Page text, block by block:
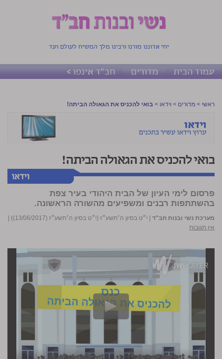
יחי אדוננו מורנו ורבינו מלך המשיח לעולם ועד
עמוד הבית מדורים חב"ד אינפו >
ראשי > מדורים > וידאו > בואי להכניס את הגאולה הביתה!
בואי להכניס את הגאולה הביתה!
פרסום לימי העיון של הבית היהודי בעיר צפת
בהשתתפות רבנים ומשפיעים מהשורה הראשונה.
מערכת נשי ובנות חב"ד | י״ט בסיון ה׳תשע״ז (י״ט בסיון ה׳תשע״ז (13/06/2017))
|
אין תגובות